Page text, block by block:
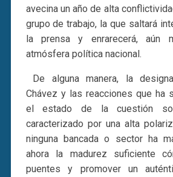
avecina un año de alta
grupo de trabajo, la que saltará
la prensa y enrarecerá, aún
atmósfera política nacional.
De alguna manera, la
Chávez y las reacciones que ha
el estado de la cuestión
caracterizado por una alta
ninguna bancada o sector ha
ahora la madurez suficiente
puentes y promover un